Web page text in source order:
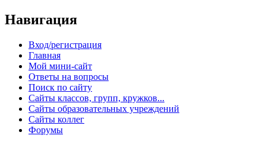
Навигация
Вход/регистрация
Главная
Мой мини-сайт
Ответы на вопросы
Поиск по сайту
Сайты классов, групп, кружков...
Сайты образовательных учреждений
Сайты коллег
Форумы